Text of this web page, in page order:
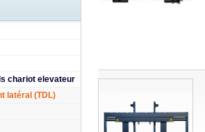
chariot elevateur
latéral (TDL)